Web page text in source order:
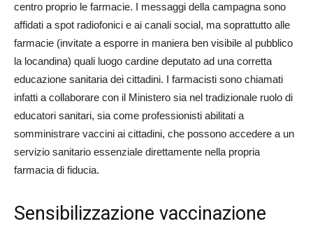
centro proprio le farmacie. I messaggi della campagna sono
affidati a spot radiofonici e ai canali social, ma soprattutto alle
farmacie (invitate a esporre in maniera ben visibile al pubblico
la locandina) quali luogo cardine deputato ad una corretta
educazione sanitaria dei cittadini. I farmacisti sono chiamati
infatti a collaborare con il Ministero sia nel tradizionale ruolo di
educatori sanitari, sia come professionisti abilitati a
somministrare vaccini ai cittadini, che possono accedere a un
servizio sanitario essenziale direttamente nella propria
farmacia di fiducia.
Sensibilizzazione vaccinazione